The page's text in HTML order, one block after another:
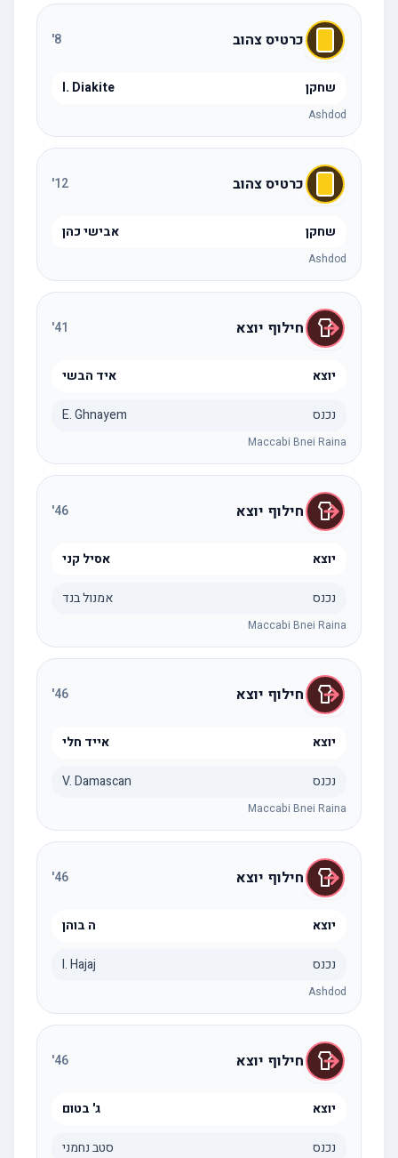
כרטיס צהוב
שחקן I. Diakite
Ashdod
כרטיס צהוב 12
'
שחקן אבישי כהן
Ashdod
חילוף יוצא 41
'
יוצא איד הבשי
נכנס E. Ghnayem
Maccabi Bnei Raina
חילוף יוצא 46
'
יוצא אסיל קני
נכנס אמנול בנד
Maccabi Bnei Raina
חילוף יוצא 46
'
יוצא אייד חלי
נכנס V. Damascan
Maccabi Bnei Raina
חילוף יוצא 46
'
יוצא ה בוהן
נכנס I. Hajaj
Ashdod
חילוף יוצא 46
'
יוצא ג' בטום
נכנס סטב נחמני